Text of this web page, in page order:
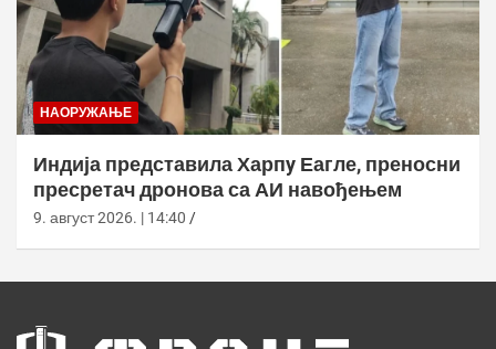
НАОРУЖАЊЕ
Индија представила Харпy Еагле, преносни
пресретач дронова са АИ навођењем
9. август 2026. | 14:40